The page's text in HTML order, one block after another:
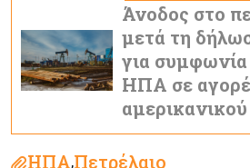
Άνοδος στο
μετά τη
για
ΗΠΑ σε
ΗΠΑ,Πετρέλαιο